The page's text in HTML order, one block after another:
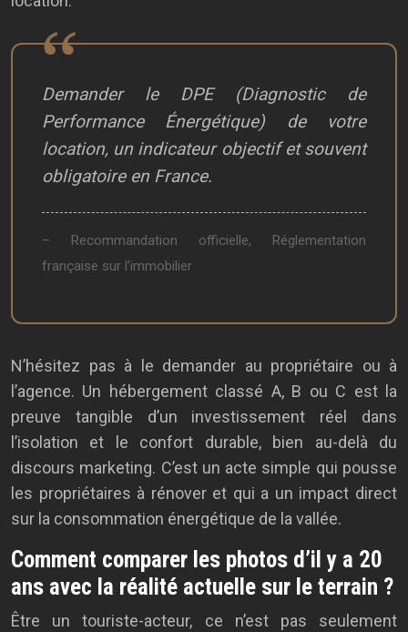
Demander le DPE (Diagnostic de
Performance Énergétique) de votre
location, un indicateur objectif et souvent
obligatoire en France.
– Recommandation officielle, Réglementation
française sur l’immobilier
N’hésitez pas à le demander au propriétaire ou à
l’agence. Un hébergement classé A, B ou C est la
preuve tangible d’un investissement réel dans
l’isolation et le confort durable, bien au-delà du
discours marketing. C’est un acte simple qui pousse
les propriétaires à rénover et qui a un impact direct
sur la consommation énergétique de la vallée.
Comment comparer les photos d’il y a 20
ans avec la réalité actuelle sur le terrain ?
Être un touriste-acteur, ce n’est pas seulement